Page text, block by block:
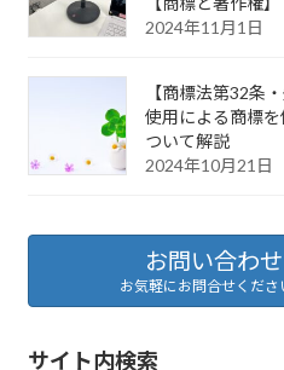
2024年11月1日
【商標法第32条
使用による商標
ついて解説
2024年10月21日
お問い合わせ
お気軽にお問合せくださ
サイト内検索